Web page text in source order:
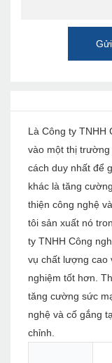
Là Công ty TNHH
vào một thị
cách duy nhất để
khác là tăng
thiện công nghệ
tôi sản xuất nó
ty TNHH Công
vụ chất lượng cao
nghiệm tốt hơn.
tăng cường sức
nghệ và cố gắng
chỉnh.